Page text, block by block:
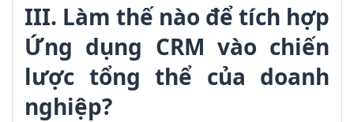
III. Làm thế nào để tích hợp
Ứng dụng CRM vào chiến
lược tổng thể của doanh
nghiệp?